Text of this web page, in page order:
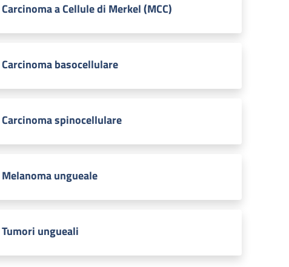
Carcinoma a Cellule di Merkel (MCC)
Carcinoma basocellulare
Carcinoma spinocellulare
Melanoma ungueale
Tumori ungueali